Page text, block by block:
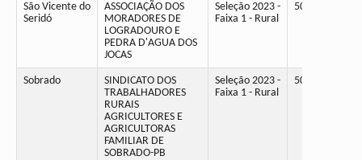
São Vicente do
Seridó
ASSOCIAÇÃO DOS
MORADORES DE
LOGRADOURO E
PEDRA D'AGUA DOS
JOCAS
Seleção 2023 -
Faixa 1 - Rural
50
Sobrado
SINDICATO DOS
TRABALHADORES
RURAIS
AGRICULTORES E
AGRICULTORAS
FAMILIAR DE
SOBRADO-PB
Seleção 2023 -
Faixa 1 - Rural
50